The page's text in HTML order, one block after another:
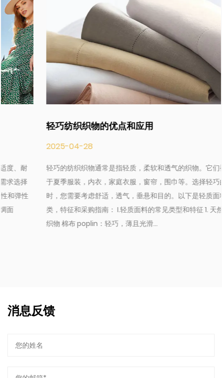
轻巧纺织织物的优点和应用
2025-04-28
轻巧的纺织织物通常是指轻质，柔软和透气的织物。它们被广泛用
于夏季服装，内衣，家庭衣服，窗帘，围巾等。选择轻巧的面料
时，您需要考虑舒适，透气，垂悬和目的。以下是轻质面料的分
类，特征和采购指南： I.轻质面料的常见类型和特征 1. 天然纤维轻质
织物 棉布 poplin：轻巧，薄且光滑...
消息反馈